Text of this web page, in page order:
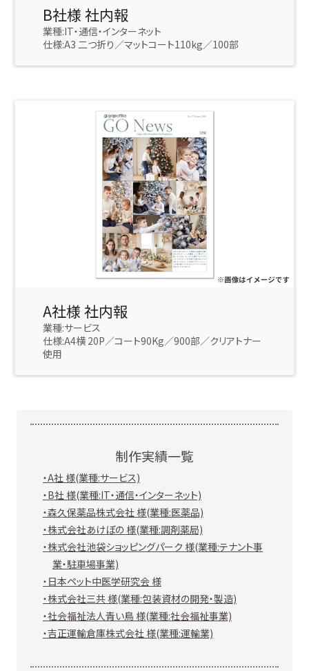
B社様 社内報
業種:IT・通信・インターネット
仕様:A3 二つ折り／マットコート110kg／100部
A社様 社内報
業種:サービス
仕様:A4横 20P／コート90Kg／900部／クリアトナー
使用
制作実績一覧
・A社 様(業種:サービス)
・B社 様(業種:IT・通信・インターネット)
・森久保薬品株式会社 様(業種:医薬品)
・株式会社あけぼの 様(業種:調剤薬局)
・株式会社池袋ショッピングパーク 様(業種:テナント事
業・駐車場事業)
・日本ペット中医学研究会 様
・株式会社三共 様(業種:包装資材の開発・製造)
・社会福祉法人青い鳥 様(業種:社会福祉事業)
・吉正運輸倉庫株式会社 様(業種:運輸業)